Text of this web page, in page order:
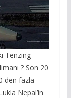
Tenzing -
? Son 20
den fazla
Nepal’in